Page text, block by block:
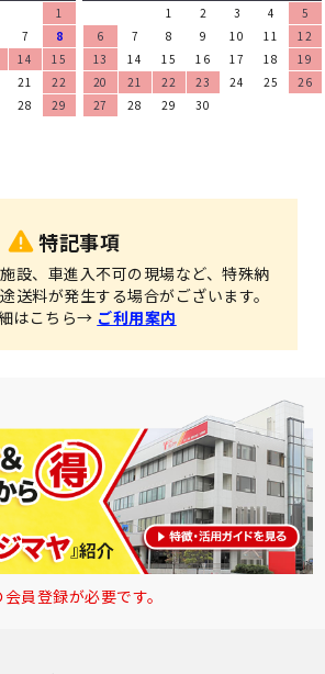
1
7
8
14
15
21
22
28
29
1 2 3 4
5
6
7 8 9 10 11
12
13
14 15 16 17 18
19
20
21 22 23 24 25
26
27
28 29 30
特記事項
設、車進入不可の現場など、特殊納
送料が発生する場合がございます。
はこちら→ ご利用案内
員登録が必要です。